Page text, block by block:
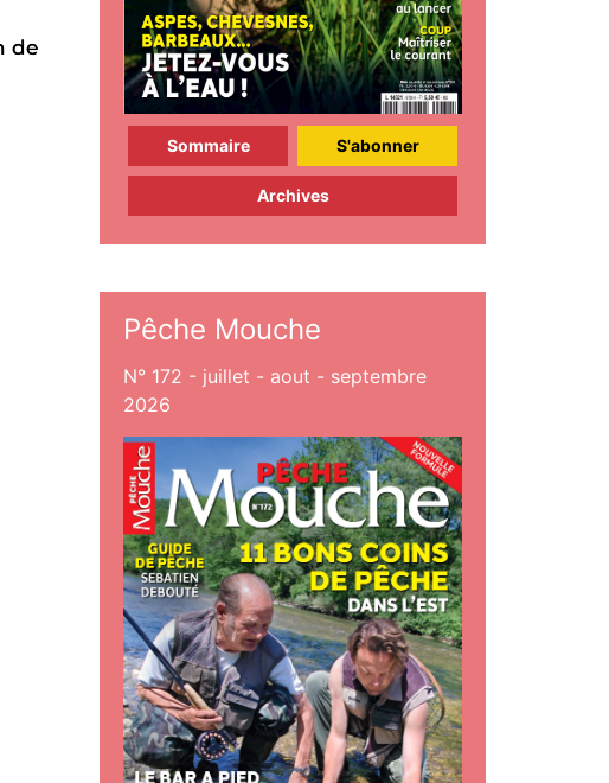
de
Sommaire S'abonner
Archives
Pêche Mouche
N° 172 - juillet - aout - septembre
2026